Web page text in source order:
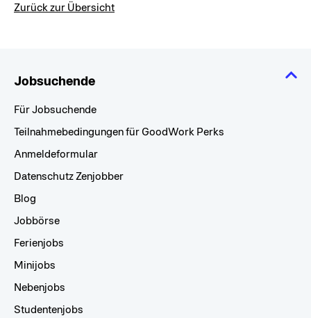
Zurück zur Übersicht
Jobsuchende
Für Jobsuchende
Teilnahmebedingungen für GoodWork Perks
Anmeldeformular
Datenschutz Zenjobber
Blog
Jobbörse
Ferienjobs
Minijobs
Nebenjobs
Studentenjobs